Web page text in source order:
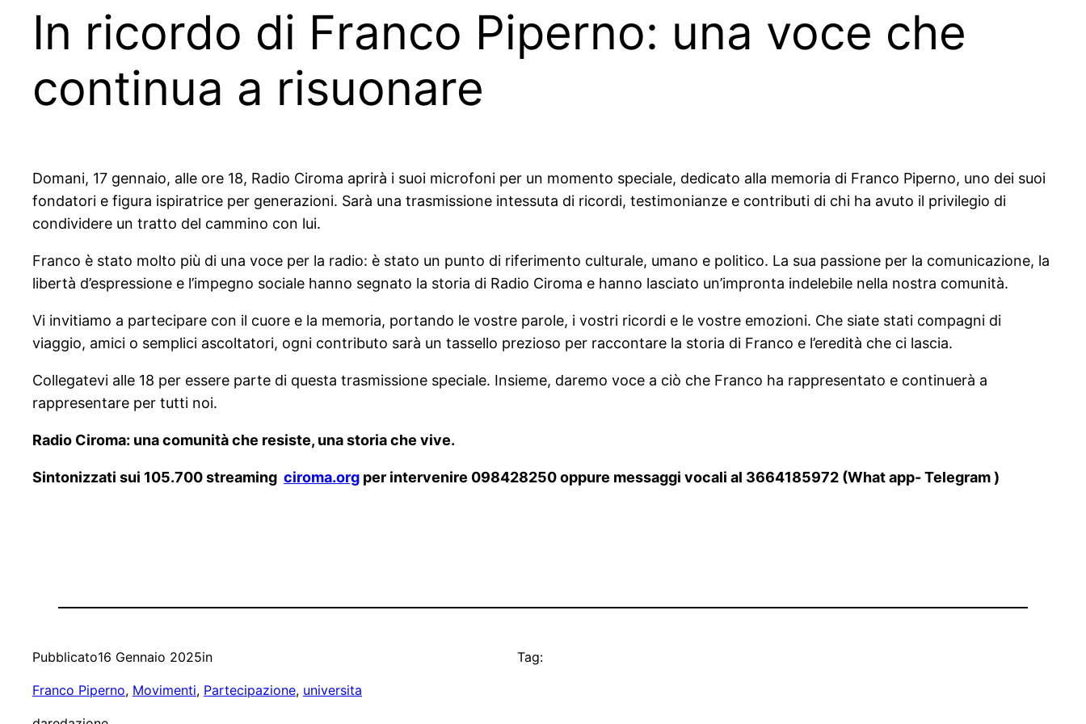
In ricordo di Franco Piperno: una voce che
continua a risuonare
Domani, 17 gennaio, alle ore 18, Radio Ciroma aprirà i suoi microfoni per un momento speciale, dedicato alla memoria di Franco Piperno, uno dei suoi
fondatori e figura ispiratrice per generazioni. Sarà una trasmissione intessuta di ricordi, testimonianze e contributi di chi ha avuto il privilegio di
condividere un tratto del cammino con lui.
Franco è stato molto più di una voce per la radio: è stato un punto di riferimento culturale, umano e politico. La sua passione per la comunicazione, la
libertà d’espressione e l’impegno sociale hanno segnato la storia di Radio Ciroma e hanno lasciato un’impronta indelebile nella nostra comunità.
Vi invitiamo a partecipare con il cuore e la memoria, portando le vostre parole, i vostri ricordi e le vostre emozioni. Che siate stati compagni di
viaggio, amici o semplici ascoltatori, ogni contributo sarà un tassello prezioso per raccontare la storia di Franco e l’eredità che ci lascia.
Collegatevi alle 18 per essere parte di questa trasmissione speciale. Insieme, daremo voce a ciò che Franco ha rappresentato e continuerà a
rappresentare per tutti noi.
Radio Ciroma: una comunità che resiste, una storia che vive.
Sintonizzati sui 105.700 streaming ciroma.org per intervenire 098428250 oppure messaggi vocali al 3664185972 (What app- Telegram )
Pubblicato16 Gennaio 2025in
Franco Piperno, Movimenti, Partecipazione, universita
Tag: